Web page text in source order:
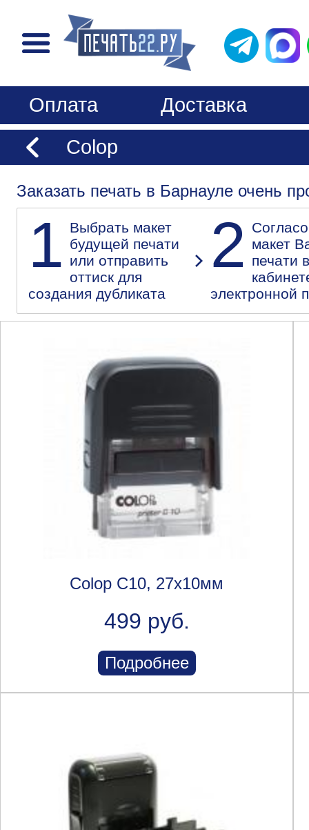
Оплата
Доставка
Colop
Заказать печать в Барнауле очень
1 Выбрать макет
будущей печати
или отправить
оттиск для
создания дубликата
2
макет
печати
электронной
Colop C10, 27х10мм
499 руб.
Подробнее